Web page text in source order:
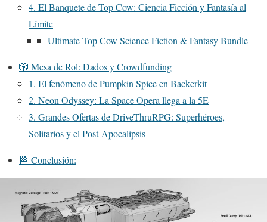
4. El Banquete de Top Cow: Ciencia Ficción y Fantasía al
Límite
Ultimate Top Cow Science Fiction & Fantasy Bundle
🎲 Mesa de Rol: Dados y Crowdfunding
1. El fenómeno de Pumpkin Spice en Backerkit
2. Neon Odyssey: La Space Opera llega a la 5E
3. Grandes Ofertas de DriveThruRPG: Superhéroes,
Solitarios y el Post-Apocalipsis
🏁 Conclusión: